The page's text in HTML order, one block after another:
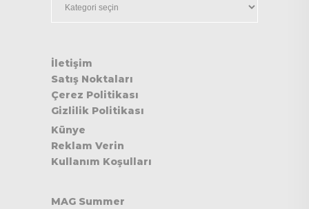
İletişim
Satış Noktaları
Çerez Politikası
Gizlilik Politikası
Künye
Reklam Verin
Kullanım Koşulları
MAG Summer